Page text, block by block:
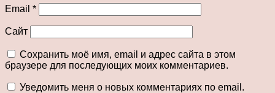
Email *
Сайт
Сохранить моё имя, email и адрес сайта в этом
браузере для последующих моих комментариев.
Уведомить меня о новых комментариях по email.